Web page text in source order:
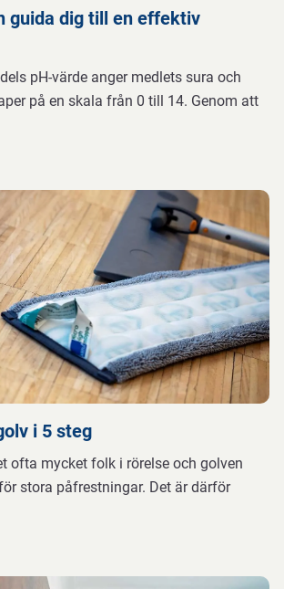
guida dig till en effektiv
pH-värde anger medlets sura och
på en skala från 0 till 14. Genom att
i 5 steg
ofta mycket folk i rörelse och golven
stora påfrestningar. Det är därför